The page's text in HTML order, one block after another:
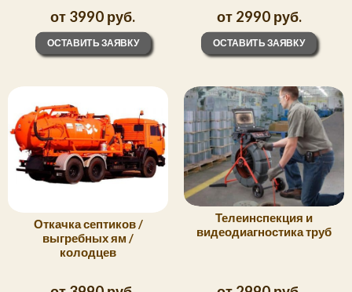
от 3990 руб.
ОСТАВИТЬ ЗАЯВКУ
от 2990 руб.
ОСТАВИТЬ ЗАЯВКУ
Откачка септиков /
выгребных ям /
колодцев
Телеинспекция и
видеодиагностика труб